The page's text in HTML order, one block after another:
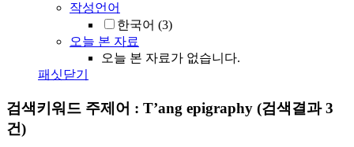
작성언어
한국어 (3)
오늘 본 자료
오늘 본 자료가 없습니다.
패싯닫기
검색키워드 주제어 : T’ang epigraphy (검색결과 3
건)